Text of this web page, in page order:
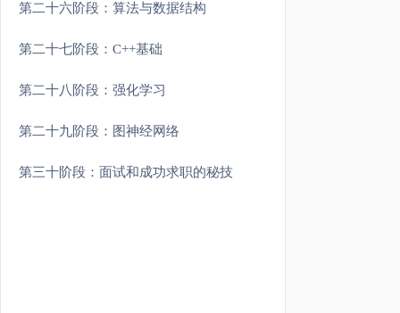
第二十六阶段：算法与数据结构
第二十七阶段：C++基础
第二十八阶段：强化学习
第二十九阶段：图神经网络
第三十阶段：面试和成功求职的秘技